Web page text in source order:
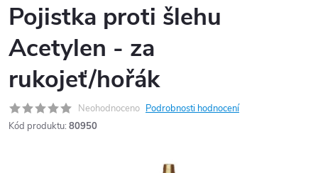
Pojistka proti šlehu
Acetylen - za
rukojeť/hořák
Neohodnoceno Podrobnosti hodnocení
Kód produktu: 80950